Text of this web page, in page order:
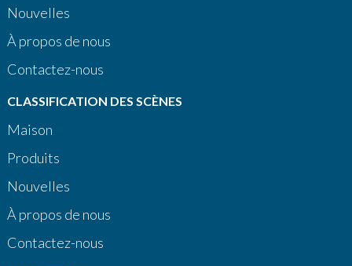
Nouvelles
À propos de nous
Contactez-nous
CLASSIFICATION DES SCÈNES
Maison
Produits
Nouvelles
À propos de nous
Contactez-nous